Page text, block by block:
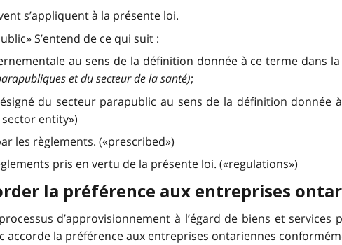
s’appliquent à la présente loi.
S’entend de ce qui suit :
au sens de la définition donnée à ce terme dans
et du secteur de la santé);
du secteur parapublic au sens de la définition donnée
entity»)
les règlements. («prescribed»)
pris en vertu de la présente loi. («regulations»)
la préférence aux entreprises
d’approvisionnement à l’égard de biens et
accorde la préférence aux entreprises ontariennes